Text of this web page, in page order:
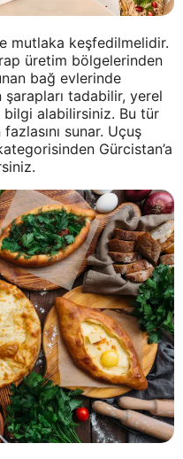
mutlaka keşfedilmelidir.
üretim bölgelerinden
bağ evlerinde
tadabilir, yerel
bilgi alabilirsiniz. Bu tür
sunar. Uçuş
Gürcistan’a